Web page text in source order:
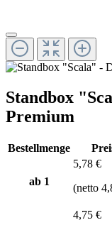
Standbox
Premium
Bestellmenge
ab 1
5,78 €
(netto
4,75 €